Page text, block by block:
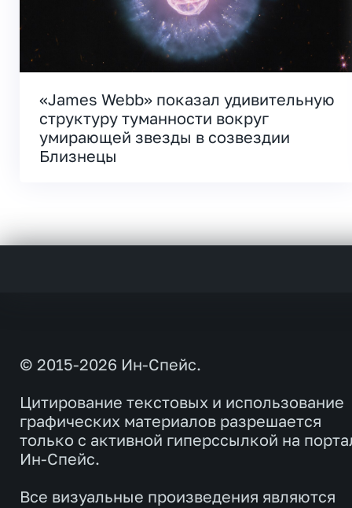
«James Webb» показал удивительную
структуру туманности вокруг
умирающей звезды в созвездии
Близнецы
© 2015-2026 Ин-Спейс.
Цитирование текстовых и использование
графических материалов разрешается
только с активной гиперссылкой на
Ин-Спейс.
Все визуальные произведения являются